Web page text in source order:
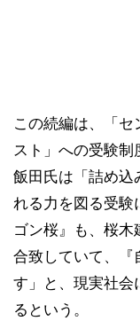
この続編は、「
スト」への受験制
飯田氏は「詰め込
れる力を図る受験
ゴン桜』も、桜木
合致していて、『
す」と、現実社会
るという。